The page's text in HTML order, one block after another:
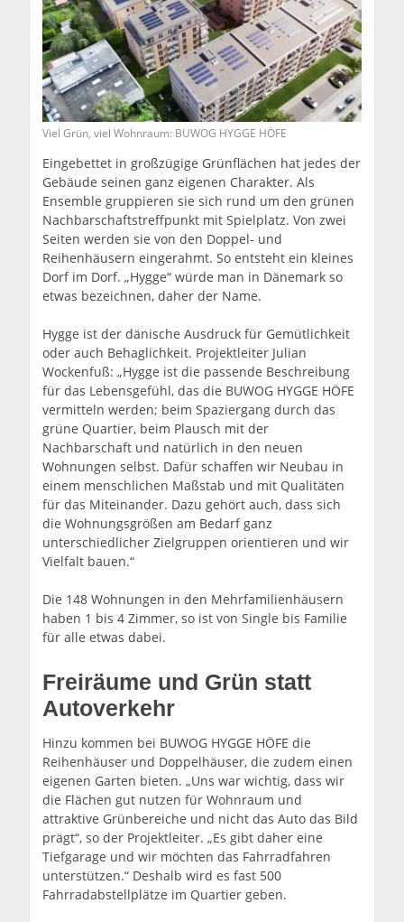
Viel Grün, viel Wohnraum: BUWOG HYGGE HÖFE
Eingebettet in großzügige Grünflächen hat jedes der
Gebäude seinen ganz eigenen Charakter. Als
Ensemble gruppieren sie sich rund um den grünen
Nachbarschaftstreffpunkt mit Spielplatz. Von zwei
Seiten werden sie von den Doppel- und
Reihenhäusern eingerahmt. So entsteht ein kleines
Dorf im Dorf. „Hygge“ würde man in Dänemark so
etwas bezeichnen, daher der Name.
Hygge ist der dänische Ausdruck für Gemütlichkeit
oder auch Behaglichkeit. Projektleiter Julian
Wockenfuß: „Hygge ist die passende Beschreibung
für das Lebensgefühl, das die BUWOG HYGGE HÖFE
vermitteln werden; beim Spaziergang durch das
grüne Quartier, beim Plausch mit der
Nachbarschaft und natürlich in den neuen
Wohnungen selbst. Dafür schaffen wir Neubau in
einem menschlichen Maßstab und mit Qualitäten
für das Miteinander. Dazu gehört auch, dass sich
die Wohnungsgrößen am Bedarf ganz
unterschiedlicher Zielgruppen orientieren und wir
Vielfalt bauen.“
Die 148 Wohnungen in den Mehrfamilienhäusern
haben 1 bis 4 Zimmer, so ist von Single bis Familie
für alle etwas dabei.
Freiräume und Grün statt
Autoverkehr
Hinzu kommen bei BUWOG HYGGE HÖFE die
Reihenhäuser und Doppelhäuser, die zudem einen
eigenen Garten bieten. „Uns war wichtig, dass wir
die Flächen gut nutzen für Wohnraum und
attraktive Grünbereiche und nicht das Auto das Bild
prägt“, so der Projektleiter. „Es gibt daher eine
Tiefgarage und wir möchten das Fahrradfahren
unterstützen.“ Deshalb wird es fast 500
Fahrradabstellplätze im Quartier geben.